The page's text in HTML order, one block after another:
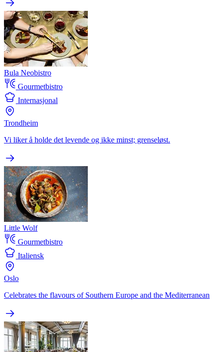
Bula Neobistro
Gourmetbistro
Internasjonal
Trondheim
Vi liker å holde det levende og ikke minst; grenseløst.
Little Wolf
Gourmetbistro
Italiensk
Oslo
Celebrates the flavours of Southern Europe and the Mediterranean